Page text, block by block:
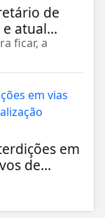
de
atual...
ficar, a
em
de...